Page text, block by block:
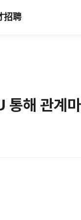
招聘
통해 관계